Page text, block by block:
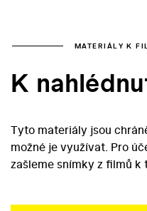
MATERIÁLY K
K
Tyto materiály jsou
možné je využívat. Pro
zašleme snímky z filmů k